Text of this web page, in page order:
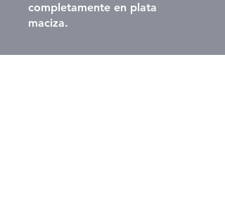
completamente en plata
maciza.